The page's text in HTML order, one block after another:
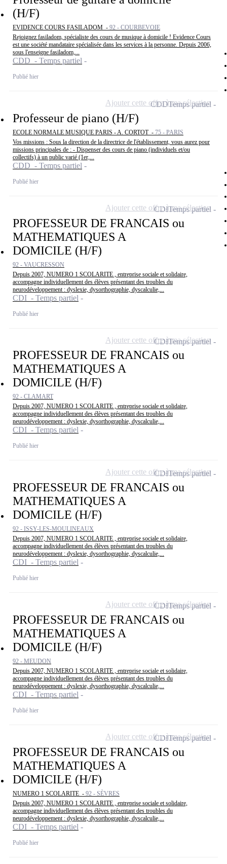
(H/F)
EVIDENCE COURS FASILADOM - 92 - COURBEVOIE
Rejoignez fasiladom, spécialiste des cours de musique à domicile ! Evidence Cours
est une société mandataire spécialisée dans les services à la personne. Depuis 2006,
sous l'enseigne fasiladom,...
CDD - Temps partiel
Publié hier
Professeur de piano (H/F)
ECOLE NORMALE MUSIQUE PARIS - A. CORTOT - 75 - PARIS
Vos missions : Sous la direction de la directrice de l'établissement, vous aurez pour
missions principales de : - Dispenser des cours de piano (individuels et/ou
collectifs) à un public varié (1er,...
CDD - Temps partiel
Publié hier
CDDTemps partiel
Ajouter cette offre à ma sélection
PROFESSEUR DE FRANCAIS ou
MATHEMATIQUES A
DOMICILE (H/F)
92 - VAUCRESSON
Depuis 2007, NUMERO 1 SCOLARITE , entreprise sociale et solidaire,
accompagne individuellement des élèves présentant des troubles du
neurodéveloppement : dyslexie, dysorthographie, dyscalculie,...
CDI - Temps partiel
Publié hier
CDITemps partiel
Ajouter cette offre à ma sélection
PROFESSEUR DE FRANCAIS ou
MATHEMATIQUES A
DOMICILE (H/F)
92 - CLAMART
Depuis 2007, NUMERO 1 SCOLARITE , entreprise sociale et solidaire,
accompagne individuellement des élèves présentant des troubles du
neurodéveloppement : dyslexie, dysorthographie, dyscalculie,...
CDI - Temps partiel
Publié hier
CDITemps partiel
Ajouter cette offre à ma sélection
PROFESSEUR DE FRANCAIS ou
MATHEMATIQUES A
DOMICILE (H/F)
92 - ISSY-LES-MOULINEAUX
Depuis 2007, NUMERO 1 SCOLARITE , entreprise sociale et solidaire,
accompagne individuellement des élèves présentant des troubles du
neurodéveloppement : dyslexie, dysorthographie, dyscalculie,...
CDI - Temps partiel
Publié hier
CDITemps partiel
Ajouter cette offre à ma sélection
PROFESSEUR DE FRANCAIS ou
MATHEMATIQUES A
DOMICILE (H/F)
92 - MEUDON
Depuis 2007, NUMERO 1 SCOLARITE , entreprise sociale et solidaire,
accompagne individuellement des élèves présentant des troubles du
neurodéveloppement : dyslexie, dysorthographie, dyscalculie,...
CDI - Temps partiel
Publié hier
CDITemps partiel
Ajouter cette offre à ma sélection
PROFESSEUR DE FRANCAIS ou
MATHEMATIQUES A
DOMICILE (H/F)
NUMERO 1 SCOLARITE - 92 - SÈVRES
Depuis 2007, NUMERO 1 SCOLARITE , entreprise sociale et solidaire,
accompagne individuellement des élèves présentant des troubles du
neurodéveloppement : dyslexie, dysorthographie, dyscalculie,...
CDI - Temps partiel
Publié hier
CDITemps partiel
Ajouter cette offre à ma sélection